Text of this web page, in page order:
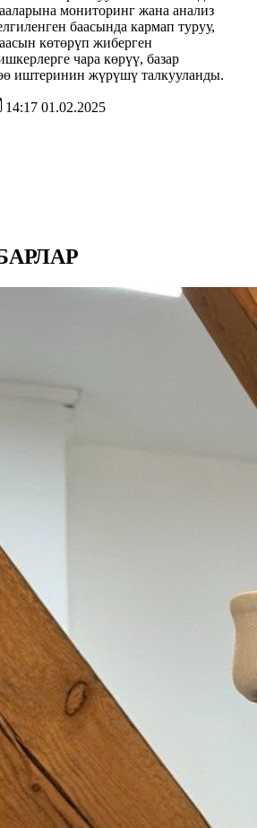
мониторинг жана анализ
баасында кармап туруу,
көтөрүп жиберген
чара көрүү, базар
иштеринин жүрүшү талкууланды.
14:17 01.02.2025